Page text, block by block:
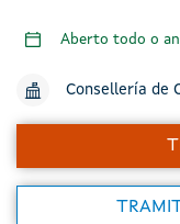
Aberto todo o
Consellería de